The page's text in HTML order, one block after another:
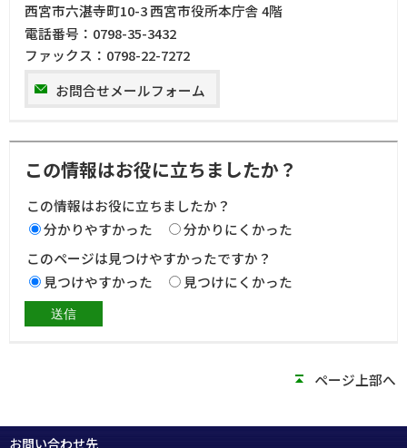
西宮市六湛寺町10-3 西宮市役所本庁舎 4階
電話番号： 0798-35-3432
ファックス： 0798-22-7272
お問合せメールフォーム
この情報はお役に立ちましたか？
この情報はお役に立ちましたか？
分かりやすかった
分かりにくかった
このページは見つけやすかったですか？
見つけやすかった
見つけにくかった
ページ上部へ
お問い合わせ先